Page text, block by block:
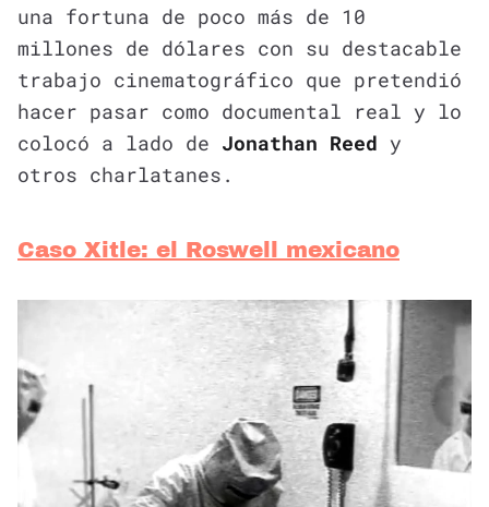
una fortuna de poco más de 10
millones de dólares con su destacable
trabajo cinematográfico que pretendió
hacer pasar como documental real y lo
colocó a lado de Jonathan Reed y
otros charlatanes.
Caso Xitle: el Roswell mexicano